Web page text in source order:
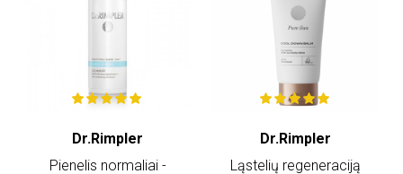
Dr.Rimpler
Pienelis normaliai -
Dr.Rimpler
Ląstelių regeneraciją